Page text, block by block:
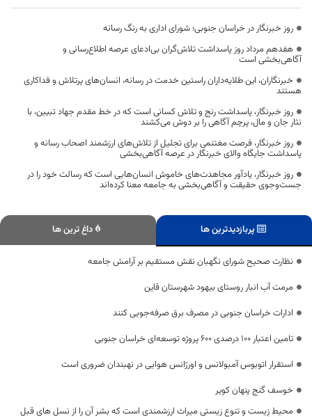
روز خبرنگار در خراسان جنوبی؛ شورای اداری به رنگ رسانه
هفدهم مرداد روز پاسداشت تلاش‌گران بی‌ادعای عرصه اطلاع‌رسانی و
آگاهی‌بخشی است
خبرنگاران، این طلایه‌داران راستین خدمت در رسانه، انسان‌های پرتلاش و فداکاری
هستند
روز خبرنگار، پاسداشت رنج و تلاش کسانی است که در خط مقدم جهاد تبیین، با
نثار جان و مال، پرچم آگاهی را بر دوش می‌کشند
روز خبرنگار، فرصت مغتنمی برای تجلیل از تلاش‌های ارزشمند اصحاب رسانه و
پاسداشت جایگاه والای خبرنگار در عرصه آگاهی‌بخشی
روز خبرنگار، یادآور مجاهدت‌های خاموش انسان‌هایی است که رسالت خود را در
جست‌وجوی حقیقت و آگاهی‌بخشی به جامعه معنا کرده‌اند
پربازدیدترین ها داغ ترین ها
نظارت صحیح شورای نگهبان نقش مستقیم بر آرامش جامعه
مرمت آب انبار روستای بیهود شهرستان قاین
ادارات خراسان جنوبی در مصرف برق صرفه‌جویی کنند
تامین اعتبار 100 درصدی 600 پروژه توسعه‌ای خراسان جنوبی
استقرار اتوبوس آمبولانس و اورژانس هوایی در نهبندان ضروری است
خوسف گنج پنهان کویر
محیط زیست و تنوع زیستی میراث ارزشمندی است که بشر آن را از نسل ‌های قبل